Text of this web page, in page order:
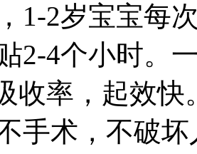
1-2岁宝宝每
2-4个小时。
收率，起效
手术，不破